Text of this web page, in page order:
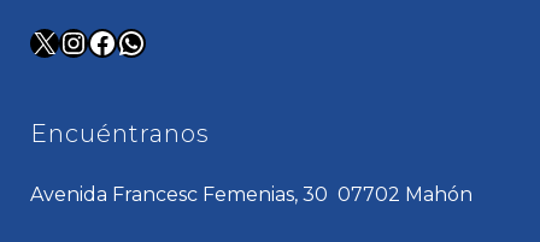
X Instagram
Facebook
WhatsApp
Encuéntranos
Avenida Francesc Femenias, 30 07702 Mahón